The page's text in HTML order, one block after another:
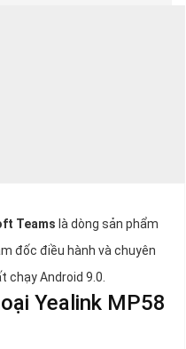
Teams là dòng sản phẩm
đốc điều hành và chuyên
chạy Android 9.0.
Yealink MP58